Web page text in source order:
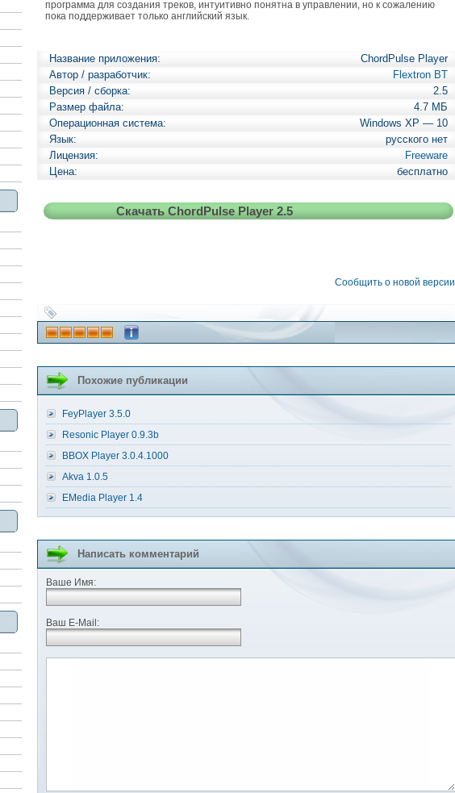
программа для создания треков, интуитивно понятна в управлении, но к сожалению
пока поддерживает только английский язык.
Название приложения:
ChordPulse Player
Автор / разработчик:
Flextron BT
Версия / сборка:
2.5
Размер файла:
4.7 МБ
Операционная система:
Windows XP — 10
Язык:
русского нет
Лицензия:
Freeware
Цена:
бесплатно
Скачать ChordPulse Player 2.5
Сообщить о новой версии
Похожие публикации
FeyPlayer 3.5.0
Resonic Player 0.9.3b
BBOX Player 3.0.4.1000
Akva 1.0.5
EMedia Player 1.4
Написать комментарий
Ваше Имя:
Ваш E-Mail: